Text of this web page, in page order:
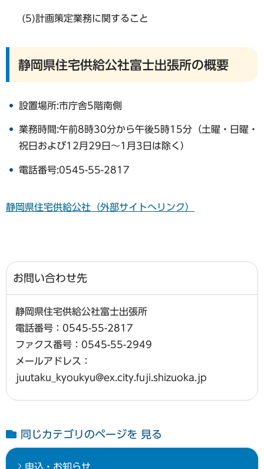
(5)計画策定業務に関すること
静岡県住宅供給公社富士出張所の概要
設置場所:市庁舎5階南側
業務時間:午前8時30分から午後5時15分（土曜・日曜・
祝日および12月29日～1月3日は除く）
電話番号:0545-55-2817
静岡県住宅供給公社（外部サイトへリンク）
お問い合わせ先
静岡県住宅供給公社富士出張所
電話番号：0545-55-2817
ファクス番号：0545-55-2949
メールアドレス：
juutaku_kyoukyu@ex.city.fuji.shizuoka.jp
同じカテゴリのページを 見る
申込・お知らせ